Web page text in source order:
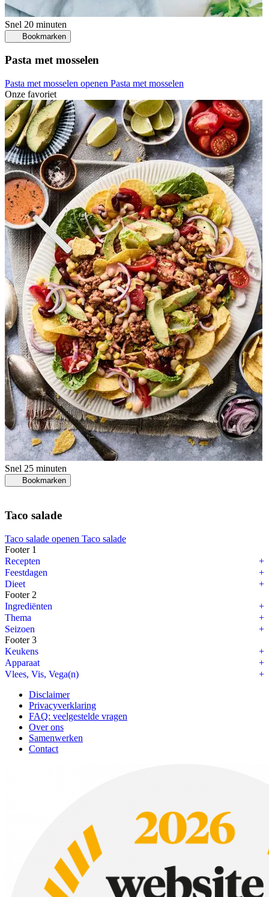
Snel 20 minuten
Bookmarken
Pasta met mosselen
Pasta met mosselen openen Pasta met mosselen
Onze favoriet
Snel 25 minuten
Bookmarken
Taco salade
Taco salade openen Taco salade
Footer 1
Recepten
Feestdagen
Dieet
Footer 2
Ingrediënten
Thema
Seizoen
Footer 3
Keukens
Apparaat
Vlees, Vis, Vega(n)
Disclaimer
Privacyverklaring
FAQ: veelgestelde vragen
Over ons
Samenwerken
Contact